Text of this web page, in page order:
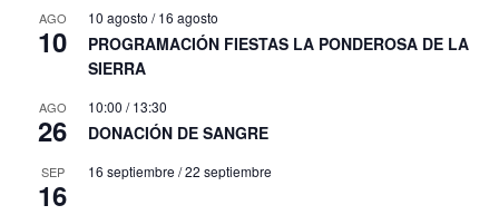
AGO
10
10 agosto /16 agosto
PROGRAMACIÓN FIESTAS LA PONDEROSA DE LA
SIERRA
AGO
26
10:00 /13:30
DONACIÓN DE SANGRE
SEP
16
16 septiembre /22 septiembre